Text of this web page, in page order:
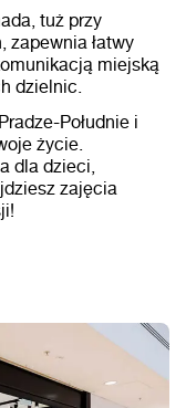
tuż przy
zapewnia łatwy
miejską
dzielnic.
Południe i
życie.
dla dzieci,
zajęcia